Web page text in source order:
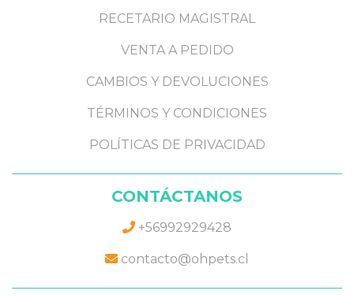
RECETARIO MAGISTRAL
VENTA A PEDIDO
CAMBIOS Y DEVOLUCIONES
TÉRMINOS Y CONDICIONES
POLÍTICAS DE PRIVACIDAD
CONTÁCTANOS
+56992929428
contacto@ohpets.cl